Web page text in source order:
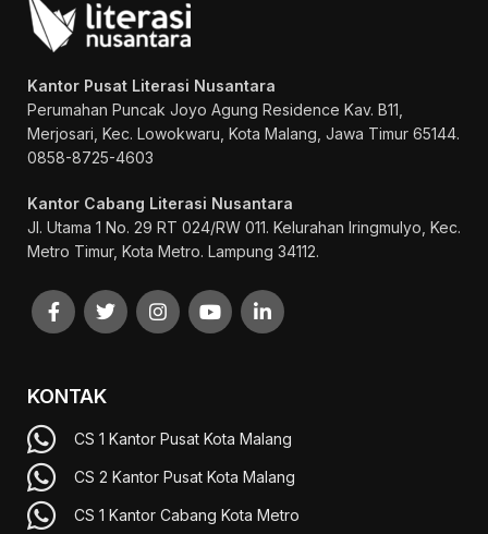
Kantor Pusat Literasi Nusantara
Perumahan Puncak Joyo Agung Residence Kav. B11,
Merjosari, Kec. Lowokwaru, Kota Malang, Jawa Timur 65144.
0858-8725-4603
Kantor Cabang Literasi Nusantara
Jl. Utama 1 No. 29 RT 024/RW 011. Kelurahan Iringmulyo, Kec.
Metro Timur, Kota Metro. Lampung 34112.
KONTAK
CS 1 Kantor Pusat Kota Malang
CS 2 Kantor Pusat Kota Malang
CS 1 Kantor Cabang Kota Metro